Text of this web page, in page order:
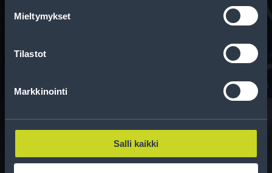
Mieltymykset
Tilastot
Markkinointi
Salli kaikki
Rengasinfo